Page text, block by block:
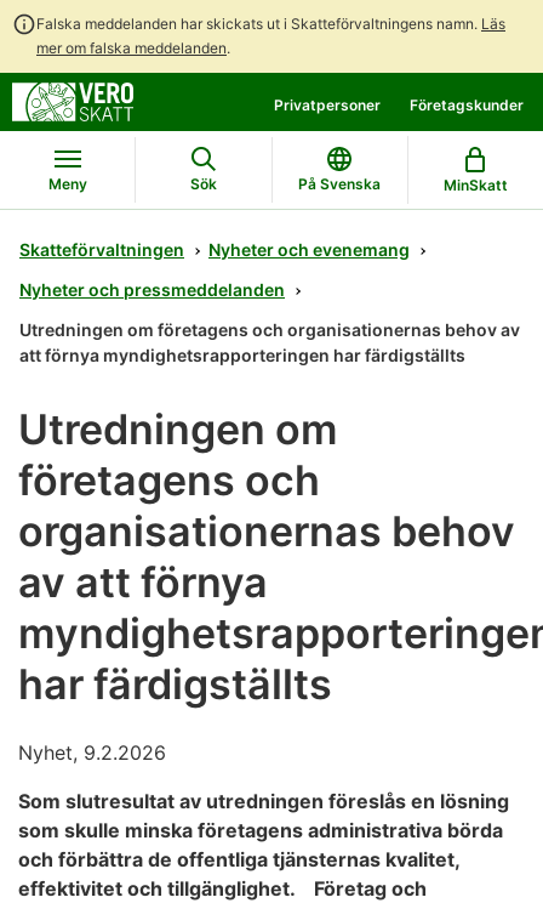
Falska meddelanden har skickats ut i Skatteförvaltningens namn. Läs
mer om falska meddelanden.
direkt
till
innehållet
till
hela
webbplatsens
sökning
Privatpersoner Företagskunder
Meny Sök På Svenska MinSkatt
Skatteförvaltningen
Nyheter och evenemang
Nyheter och pressmeddelanden
Utredningen om företagens och organisationernas behov av
att förnya myndighetsrapporteringen har färdigställts
Utredningen om
företagens och
organisationernas behov
av att förnya
har färdigställts
Nyhet, 9.2.2026
Som slutresultat av utredningen föreslås en lösning
som skulle minska företagens administrativa börda
och förbättra de offentliga tjänsternas kvalitet,
effektivitet och tillgänglighet. Företag och